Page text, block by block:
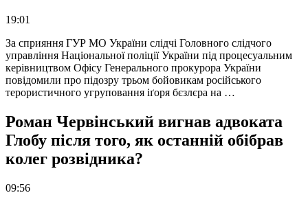
19:01
За сприяння ГУР МО України слідчі Головного слідчого
управління Національної поліції України під процесуальним
керівництвом Офісу Генерального прокурора України
повідомили про підозру трьом бойовикам російського
терористичного угруповання іґоря бєзлєра на …
Роман Червінський вигнав адвоката
Глобу після того, як останній обібрав
колег розвідника?
09:56